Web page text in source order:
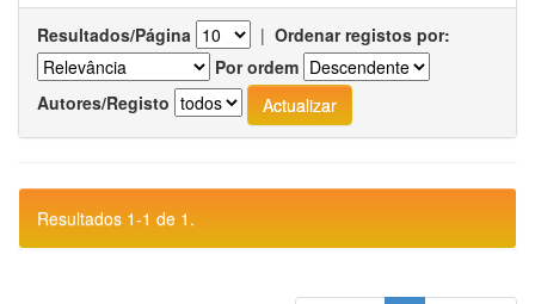
Resultados/Página | Ordenar registos por:
Por ordem
Autores/Registo
Resultados 1-1 de 1.